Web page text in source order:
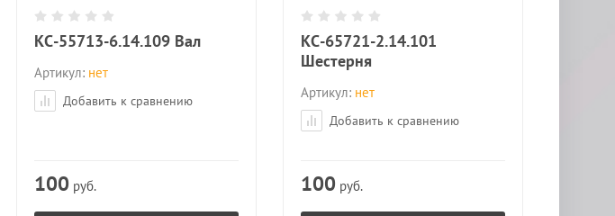
КС-55713-6.14.109 Вал
Артикул:нет
Добавить к сравнению
100 руб.
КС-65721-2.14.101
Шестерня
Артикул: нет
Добавить к сравнению
100 руб.